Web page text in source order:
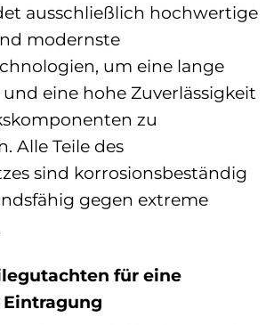
ausschließlich hochwertige
modernste
um eine lange
eine hohe Zuverlässigkeit
zu
Alle Teile des
sind korrosionsbeständig
gegen extreme
für eine